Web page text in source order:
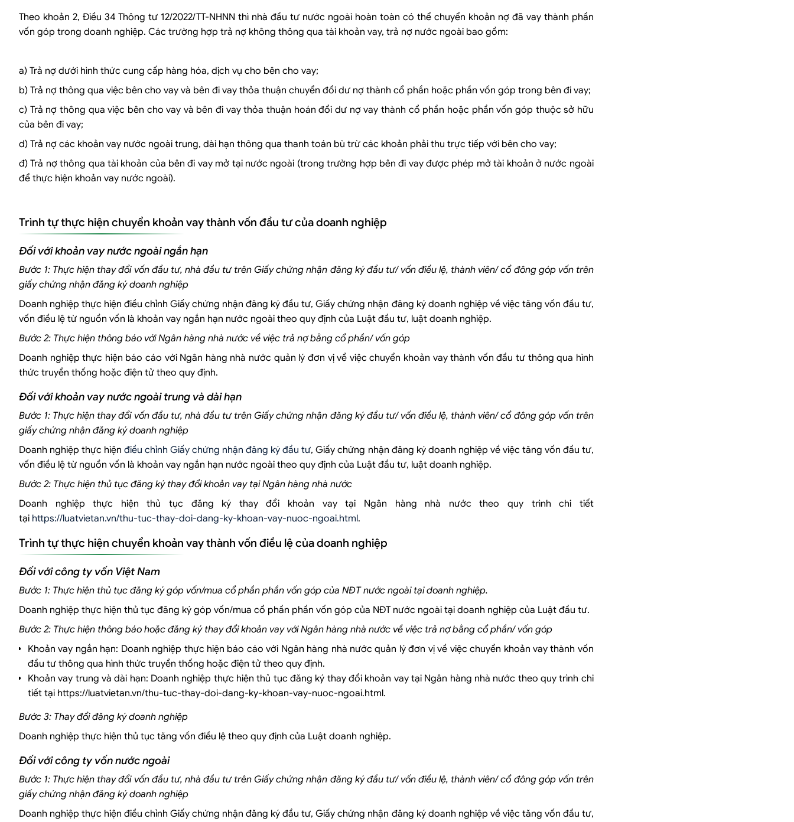
Theo khoản 2, Điều 34 Thông tư 12/2022/TT-NHNN thì nhà đầu tư nước ngoài hoàn toàn có thể chuyển khoản nợ đã vay thành phần
vốn góp trong doanh nghiệp. Các trường hợp trả nợ không thông qua tài khoản vay, trả nợ nước ngoài bao gồm:
a) Trả nợ dưới hình thức cung cấp hàng hóa, dịch vụ cho bên cho vay;
b) Trả nợ thông qua việc bên cho vay và bên đi vay thỏa thuận chuyển đổi dư nợ thành cổ phần hoặc phần vốn góp trong bên đi vay;
c) Trả nợ thông qua việc bên cho vay và bên đi vay thỏa thuận hoán đổi dư nợ vay thành cổ phần hoặc phần vốn góp thuộc sở hữu
của bên đi vay;
d) Trả nợ các khoản vay nước ngoài trung, dài hạn thông qua thanh toán bù trừ các khoản phải thu trực tiếp với bên cho vay;
đ) Trả nợ thông qua tài khoản của bên đi vay mở tại nước ngoài (trong trường hợp bên đi vay được phép mở tài khoản ở nước ngoài
để thực hiện khoản vay nước ngoài).
Trình tự thực hiện chuyển khoản vay thành vốn đầu tư của doanh nghiệp
Đối với khoản vay nước ngoài ngắn hạn
Bước 1: Thực hiện thay đổi vốn đầu tư, nhà đầu tư trên Giấy chứng nhận đăng ký đầu tư/ vốn điều lệ, thành viên/ cổ đông góp vốn trên
giấy chứng nhận đăng ký doanh nghiệp
Doanh nghiệp thực hiện điều chỉnh Giấy chứng nhận đăng ký đầu tư, Giấy chứng nhận đăng ký doanh nghiệp về việc tăng vốn đầu tư,
vốn điều lệ từ nguồn vốn là khoản vay ngắn hạn nước ngoài theo quy định của Luật đầu tư, luật doanh nghiệp.
Bước 2: Thực hiện thông báo với Ngân hàng nhà nước về việc trả nợ bằng cổ phần/ vốn góp
Doanh nghiệp thực hiện báo cáo với Ngân hàng nhà nước quản lý đơn vị về việc chuyển khoản vay thành vốn đầu tư thông qua hình
thức truyền thống hoặc điện tử theo quy định.
Đối với khoản vay nước ngoài trung và dài hạn
Bước 1: Thực hiện thay đổi vốn đầu tư, nhà đầu tư trên Giấy chứng nhận đăng ký đầu tư/ vốn điều lệ, thành viên/ cổ đông góp vốn trên
giấy chứng nhận đăng ký doanh nghiệp
Doanh nghiệp thực hiệnđiều chỉnh Giấy chứng nhận đăng ký đầu tư, Giấy chứng nhận đăng ký doanh nghiệp về việc tăng vốn đầu tư,
vốn điều lệ từ nguồn vốn là khoản vay ngắn hạn nước ngoài theo quy định của Luật đầu tư, luật doanh nghiệp.
Bước 2: Thực hiện thủ tục đăng ký thay đổi khoản vay tại Ngân hàng nhà nước
Doanh nghiệp thực hiện thủ tục đăng ký thay đổi khoản vay tại Ngân hàng nhà nước theo quy trình chi tiết
tại https://luatvietan.vn/thu-tuc-thay-doi-dang-ky-khoan-vay-nuoc-ngoai.html.
Trình tự thực hiện chuyển khoản vay thành vốn điều lệ của doanh nghiệp
Đối với công ty vốn Việt Nam
Bước 1: Thực hiện thủ tục đăng ký góp vốn/mua cổ phần phần vốn góp của NĐT nước ngoài tại doanh nghiệp.
Doanh nghiệp thực hiện thủ tục đăng ký góp vốn/mua cổ phần phần vốn góp của NĐT nước ngoài tại doanh nghiệp của Luật đầu tư.
Bước 2: Thực hiện thông báo hoặc đăng ký thay đổi khoản vay với Ngân hàng nhà nước về việc trả nợ bằng cổ phần/ vốn góp
Khoản vay ngắn hạn: Doanh nghiệp thực hiện báo cáo với Ngân hàng nhà nước quản lý đơn vị về việc chuyển khoản vay thành vốn
đầu tư thông qua hình thức truyền thống hoặc điện tử theo quy định.
Khoản vay trung và dài hạn: Doanh nghiệp thực hiện thủ tục đăng ký thay đổi khoản vay tại Ngân hàng nhà nước theo quy trình chi
tiết tại https://luatvietan.vn/thu-tuc-thay-doi-dang-ky-khoan-vay-nuoc-ngoai.html.
Bước 3: Thay đổi đăng ký doanh nghiệp
Doanh nghiệp thực hiện thủ tục tăng vốn điều lệ theo quy định của Luật doanh nghiệp.
Đối với công ty vốn nước ngoài
Bước 1: Thực hiện thay đổi vốn đầu tư, nhà đầu tư trên Giấy chứng nhận đăng ký đầu tư/ vốn điều lệ, thành viên/ cổ đông góp vốn trên
giấy chứng nhận đăng ký doanh nghiệp
Doanh nghiệp thực hiện điều chỉnh Giấy chứng nhận đăng ký đầu tư, Giấy chứng nhận đăng ký doanh nghiệp về việc tăng vốn đầu tư,